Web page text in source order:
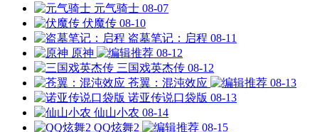
元气骑士 08-07
伏魔传 08-10
盗墓笔记：启程 08-11
原神
08-12
三国戏英杰传 08-12
苍翼：混沌效应
08-13
诺亚传说口袋版 08-13
仙山小农 08-14
QQ炫舞2
08-15